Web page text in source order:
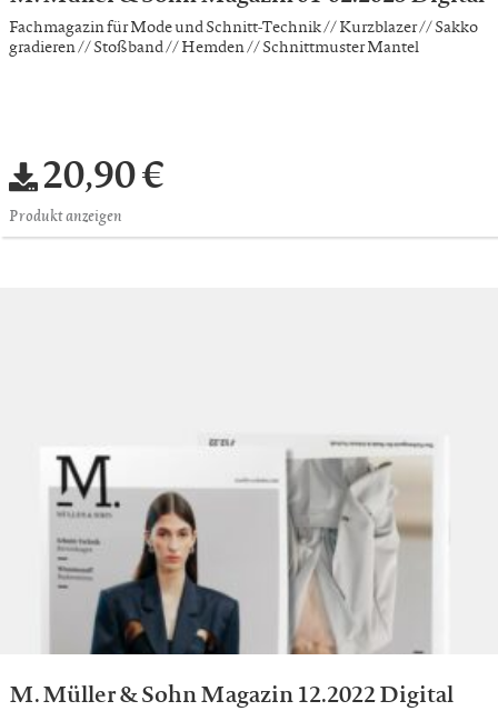
Fachmagazin für Mode und Schnitt-Technik // Kurzblazer // Sakko
gradieren // Stoßband // Hemden // Schnittmuster Mantel
20,90 €
Produkt anzeigen
M. Müller & Sohn Magazin 12.2022 Digital